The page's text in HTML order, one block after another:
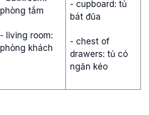
phòng tắm
- living room:
phòng khách
- cupboard: tủ
bát đũa
- chest of
drawers: tủ có
ngăn kéo